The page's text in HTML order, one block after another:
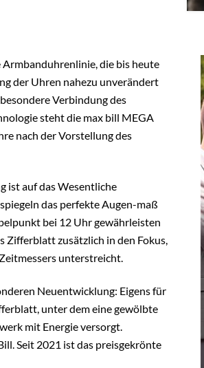
die bis heute
der Uhren nahezu unverändert
Verbindung des
steht die max bill MEGA
nach der Vorstellung des
ist auf das Wesentliche
das perfekte Augen-maß
bei 12 Uhr gewährleisten
Zifferblatt zusätzlich in den Fokus,
unterstreicht.
Neuentwicklung: Eigens für
unter dem eine gewölbte
mit Energie versorgt.
Seit 2021 ist das preisgekrönte